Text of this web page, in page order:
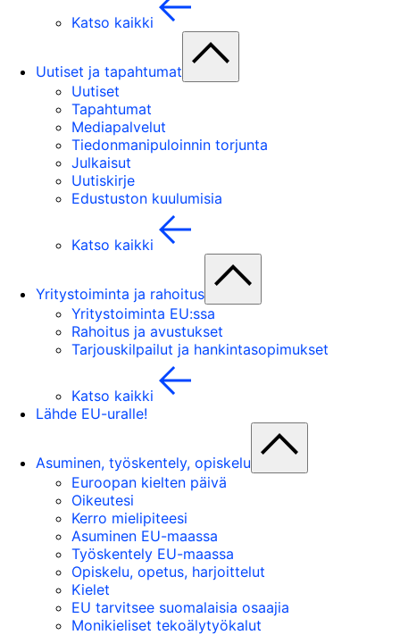
Katso kaikki
Uutiset ja tapahtumat
Uutiset
Tapahtumat
Mediapalvelut
Tiedonmanipuloinnin torjunta
Julkaisut
Uutiskirje
Edustuston kuulumisia
Katso kaikki
Yritystoiminta ja rahoitus
Yritystoiminta EU:ssa
Rahoitus ja avustukset
Tarjouskilpailut ja hankintasopimukset
Katso kaikki
Lähde EU-uralle!
Asuminen, työskentely, opiskelu
Euroopan kielten päivä
Oikeutesi
Kerro mielipiteesi
Asuminen EU-maassa
Työskentely EU-maassa
Opiskelu, opetus, harjoittelut
Kielet
EU tarvitsee suomalaisia osaajia
Monikieliset tekoälytyökalut